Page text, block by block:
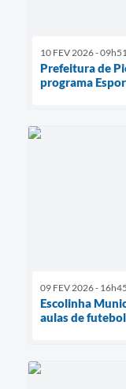
10 FEV 2026 -
Prefeitura de
programa
09 FEV 2026 - 16h45
Escolinha
aulas de